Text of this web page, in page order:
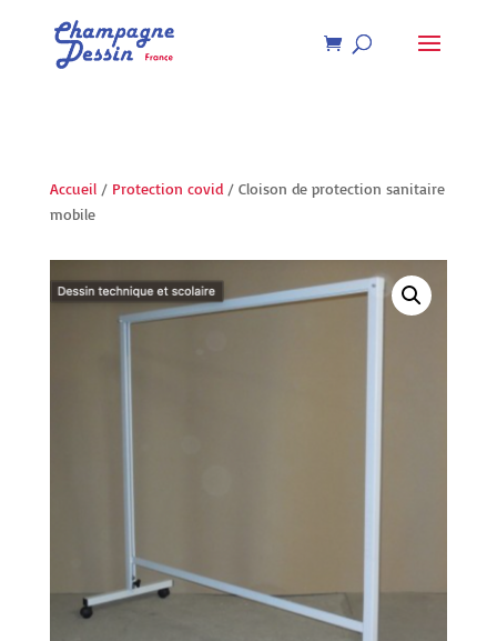
Accueil/ Protection covid/ Cloison de protection sanitaire
mobile